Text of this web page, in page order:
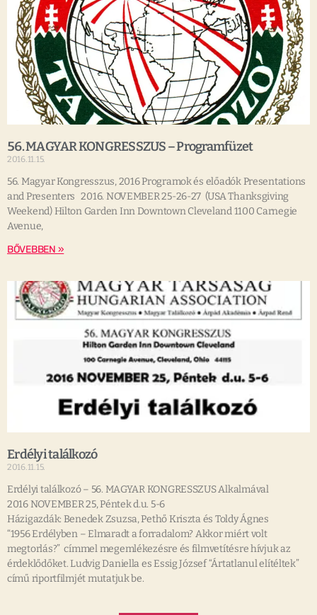
56. MAGYAR KONGRESSZUS – Programfüzet
2016.11.15.
56. Magyar Kongresszus, 2016 Programok és előadók Presentations
and Presenters 2016. NOVEMBER 25-26-27 (USA Thanksgiving
Weekend) Hilton Garden Inn Downtown Cleveland 1100 Carnegie
Avenue,
BŐVEBBEN »
Erdélyi találkozó
2016.11.15.
Erdélyi találkozó – 56. MAGYAR KONGRESSZUS Alkalmával
2016 NOVEMBER 25, Péntek d.u. 5-6
Házigazdák: Benedek Zsuzsa, Pethő Kriszta és Toldy Ágnes
“1956 Erdélyben – Elmaradt a forradalom? Akkor miért volt
megtorlás?” címmel megemlékezésre és filmvetítésre hívjuk az
érdeklődőket. Ludvig Daniella es Essig József “Ártatlanul elítéltek”
című riportfilmjét mutatjuk be.